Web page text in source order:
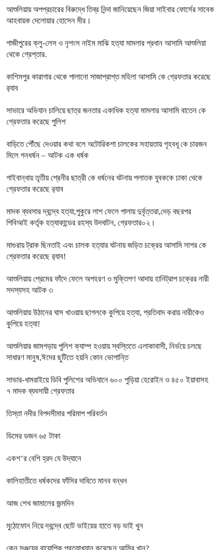
আশুলিয়ায় অপপ্রচারের বিরুদ্ধে তিব্র নিন্দা জানিয়েছেন জিয়া সাইবার ফোর্সের সাবেক
আহবায়ক দেলোয়ার হোসেন মীর।
গাজীপুরের ক্লু-লেস ও নৃশংস নাইম মাঝি হত্যা মামলার প্রধান আসামি আশুলিয়া
থেকে গ্রেপ্তার.
কাশিমপুর কারাগার থেকে পালানো সাজাপ্রাপ্ত মহিলা আসামি কে গ্রেফতার করেছে
র‍্যাব
সাভারে অভিযান চালিয়ে ছাত্র জনতার একাধিক হত্যা মামলার আসামি বাতেন কে
গ্রেফতার করেছে পুলিশ
বাড়িতে পৌঁছে দেওয়ার কথা বলে অটোরিকশা চালকের সহায়তায় গৃহবধূ কে চারজন
মিলে গনধর্ষন – আটক এক ধর্ষক
গাইবান্ধায় তৃতীয় শ্রেনীর ছাত্রী কে ধর্ষনের ঘটনায় পলাতক যুবককে ঢাকা থেকে
গ্রেফতার করেছে র‍্যাব
মাদক ব্যবসার দ্বন্দ্বে হত্যা,পুকুরে লাশ ফেলে পালায় দুর্বৃত্তরা,দেড় বছরপর
পিবিআই কর্তৃক হত্যাকান্ডের রহস্য উদঘাটন, গ্রেফতার০২।
মাগুরায় ট্রাক ছিনতাই এবং চালক হত্যার ঘটনায় জড়িত চক্রের আসামি সাগর কে
গ্রেফতার করেছে র‍্যাব!
আশুলিয়ায় প্রেমের ফাঁদে ফেলে অপহরণ ও মুক্তিপণ আদায় হানিট্রাপ চক্রের নারী
সদস্যসহ আটক ৩
আশুলিয়ায় উঠানের ঘাস খাওয়ায় ছাগলকে কুপিয়ে হত্যা, প্রতিবাদ করায় নারীকেও
কুপিয়ে হত্যা!
আশুলিয়ার জামগড়ায় পুলিশ ক্যাম্প হওয়ায় স্বস্তিতে এলাকাবাসী, নির্ভয়ে চলছে
সাধারণ মানুষ,ঈদের ছুটিতে হয়নি কোন ভোগান্তি
সাভার-ধামরাইয়ে ডিবি পুলিশের অভিযানে ৬০০ পুড়িয়া হেরোইন ও ৪৫০ ইয়াবাসহ
৭ মাদক ব্যবসায়ী গ্রেফতার
তিস্তা নদীর বিপদসীমার পরিমাপ পরিবর্তন
ডিমের ডজন ৬৫ টাকা
একশ’র বেশি হ্রদ যে উদ্যানে
কালিহাতীতে ধর্ষকদের ফাঁসির দাবিতে মানব বন্ধন
আজ শেখ জামালের জন্মদিন
মুঠোফোন নিয়ে দ্বন্দ্বে ছোট ভাইয়ের হাতে বড় ভাই খুন